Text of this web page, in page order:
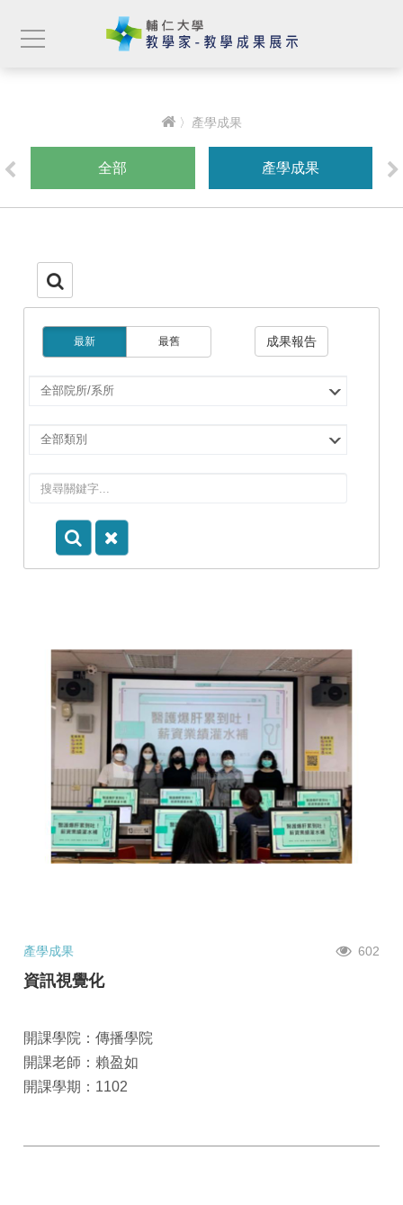
〉產學成果
全部 產學成果
最新 最舊 成果報告
選
所/
所
選
別
產學成果 602
資訊視覺化
開課學院：傳播學院
開課老師：賴盈如
開課學期：1102